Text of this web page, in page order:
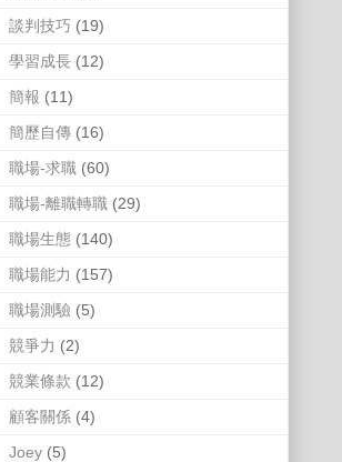
談判技巧 (19)
學習成長 (12)
簡報 (11)
簡歷自傳 (16)
職場-求職 (60)
職場-離職轉職 (29)
職場生態 (140)
職場能力 (157)
職場測驗 (5)
競爭力 (2)
競業條款 (12)
顧客關係 (4)
Joey (5)